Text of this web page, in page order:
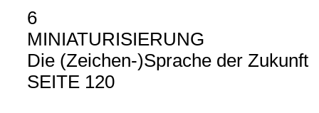
6
MINIATURISIERUNG
Die (Zeichen-)Sprache der Zukunft
SEITE 120